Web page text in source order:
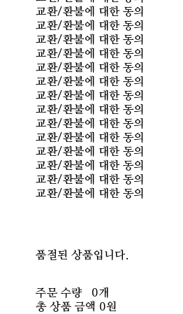
교환/환불에 대한 동의
교환/환불에 대한 동의
교환/환불에 대한 동의
교환/환불에 대한 동의
교환/환불에 대한 동의
교환/환불에 대한 동의
교환/환불에 대한 동의
교환/환불에 대한 동의
교환/환불에 대한 동의
교환/환불에 대한 동의
교환/환불에 대한 동의
교환/환불에 대한 동의
교환/환불에 대한 동의
교환/환불에 대한 동의
품절된 상품입니다.
주문 수량
0개
총 상품 금액 0원